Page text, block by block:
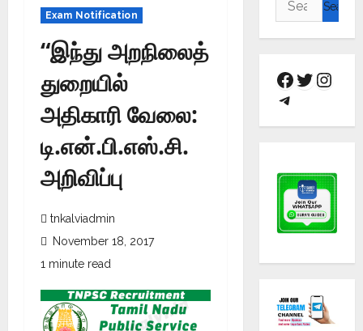
Exam Notification
“இந்து அறநிலைத்
துறையில்
அதிகாரி வேலை:
டி.என்.பி.எஸ்.சி.
அறிவிப்பு
tnkalviadmin
November 18, 2017
1 minute read